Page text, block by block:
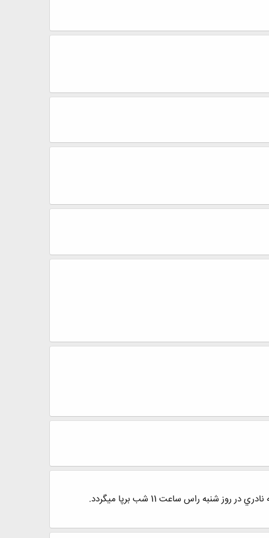
راس ساعت 11 شب برپا ميگردد.